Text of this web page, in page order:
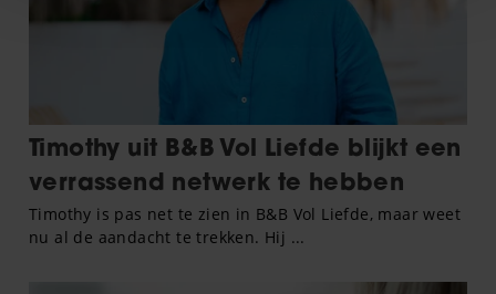
personaliseren, om functies voor social media te bieden
en om ons websiteverkeer te analyseren. Ook delen we
informatie over uw gebruik van onze site met onze
partners voor social media, adverteren en analyse. Deze
partners kunnen deze gegevens combineren met andere
informatie die u aan ze heeft verstrekt of die ze hebben
verzameld op basis van uw gebruik van hun services. U
gaat akkoord met onze cookies als u onze website blijft
gebruiken.